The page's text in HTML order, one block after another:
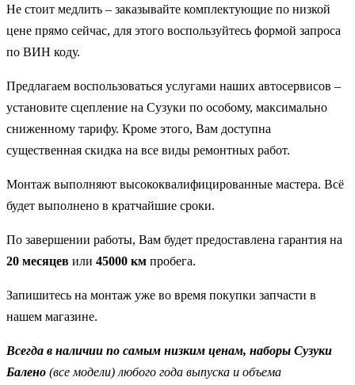
Не стоит медлить – заказывайте комплектующие по низкой
цене прямо сейчас, для этого воспользуйтесь формой запроса
по ВИН коду.
Предлагаем воспользоваться услугами наших автосервисов –
установите сцепление на Сузуки по особому, максимально
сниженному тарифу. Кроме этого, Вам доступна
существенная скидка на все виды ремонтных работ.
Монтаж выполняют высококвалифицированные мастера. Всё
будет выполнено в кратчайшие сроки.
По завершении работы, Вам будет предоставлена гарантия на
20 месяцев или 45000 км пробега.
Запишитесь на монтаж уже во время покупки запчасти в
нашем магазине.
Всегда в наличии по самым низким ценам, наборы Сузуки
Балено (все модели) любого года выпуска и объема